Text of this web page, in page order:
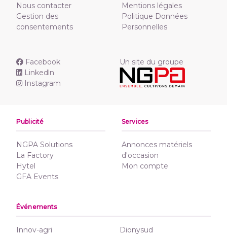
Nous contacter
Gestion des
consentements
Mentions légales
Politique Données
Personnelles
Facebook
Linkedln
Instagram
Un site du groupe
Publicité
NGPA Solutions
La Factory
Hytel
GFA Events
Services
Annonces matériels
d'occasion
Mon compte
Événements
Innov-agri Dionysud